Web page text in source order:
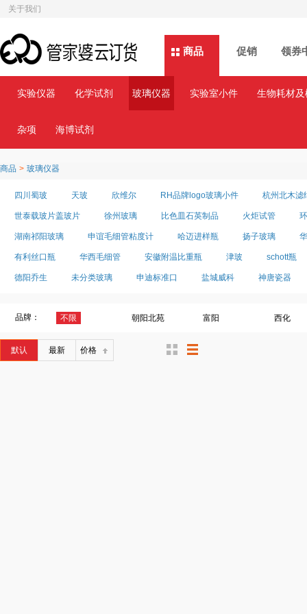
关于我们
商品
实验仪器 化学试剂 玻璃仪器 实验室小件 生物耗材
杂项 海博试剂
商品 促销 领券
商品 > 玻璃仪器
四川蜀玻 天玻 欣维尔 RH品牌logo玻璃小件 杭州北木滤
世泰载玻片盖玻片 徐州玻璃 比色皿石英制品 火炬试管
湖南祁阳玻璃 申谊毛细管粘度计 哈迈进样瓶 扬子玻璃
有利丝口瓶 华西毛细管 安徽附温比重瓶 津玻 schott瓶
德阳乔生 未分类玻璃 申迪标准口 盐城威科 神唐瓷器
品牌： 不限 朝阳北苑 富阳 西化
默认 最新 价格